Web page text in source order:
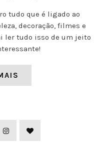
tudo que é ligado ao
decoração, filmes e
ler tudo isso de um jeito